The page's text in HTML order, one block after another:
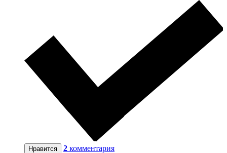
Нравится 2 комментария